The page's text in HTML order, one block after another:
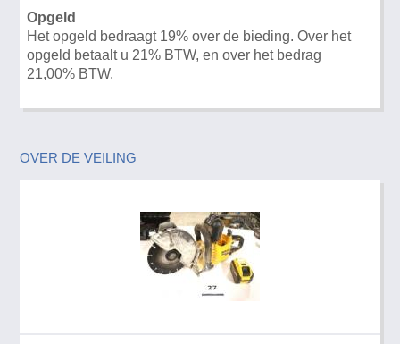
Opgeld
Het opgeld bedraagt 19% over de bieding. Over het
opgeld betaalt u 21% BTW, en over het bedrag
21,00% BTW.
OVER DE VEILING